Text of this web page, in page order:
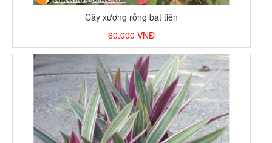
Cây xương rồng bát tiên
60.000 VNĐ